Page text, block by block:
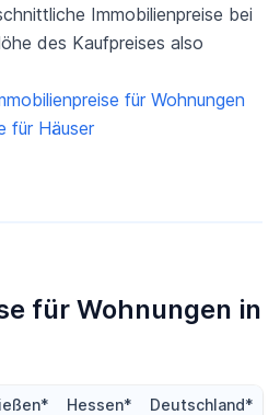
Immobilienpreise bei
des Kaufpreises also
für Wohnungen
für Häuser
für Wohnungen in
Hessen* Deutschland*